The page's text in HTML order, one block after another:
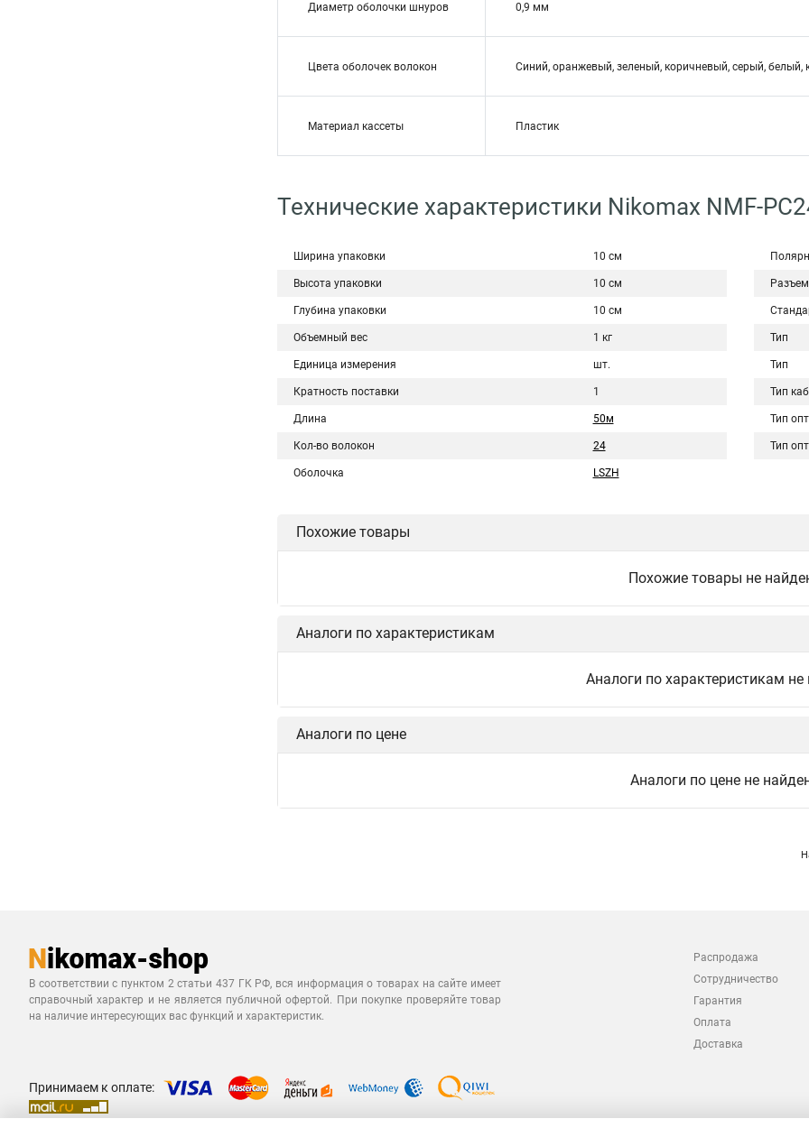
Диаметр оболочки шнуров 0,9 мм
Цвета оболочек волокон Синий, оранжевый, зеленый, коричневый, серый,
Материал кассеты Пластик
Технические характеристики Nikomax NMF-
Ширина упаковки 10 см
Высота упаковки 10 см
Глубина упаковки 10 см
Объемный вес 1 кг
Единица измерения шт.
Кратность поставки 1
Длина 50м
Кол-во волокон 24
Оболочка LSZH
Тип
Тип
Тип
Тип
Тип
Похожие товары
Похожие товары не
Аналоги по характеристикам
Аналоги по характеристикам
Аналоги по цене
Аналоги по цене не
В соответствии с пунктом 2 статьи 437 ГК РФ, вся информация о товарах на сайте имеет
справочный характер и не является публичной офертой. При покупке проверяйте товар
на наличие интересующих вас функций и характеристик.
Распродажа
Сотрудничество
Гарантия
Оплата
Доставка
Принимаем к оплате: